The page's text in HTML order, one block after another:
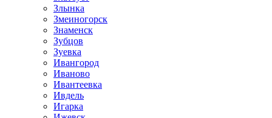
Злынка
Змеиногорск
Знаменск
Зубцов
Зуевка
Ивангород
Иваново
Ивантеевка
Ивдель
Игарка